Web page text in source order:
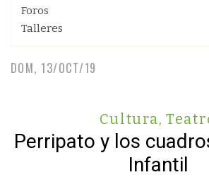
Foros
Talleres
DOM, 13/OCT/19
Cultura,
Perripato y los
Infantil